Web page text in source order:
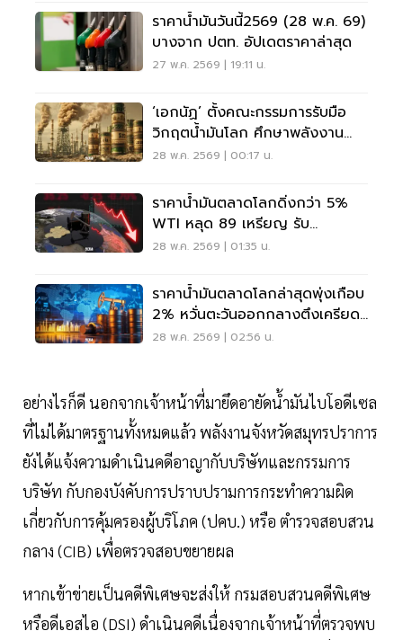
ราคาน้ำมันวันนี้2569 (28 พ.ค. 69)
บางจาก ปตท. อัปเดตราคาล่าสุด
27 พ.ค. 2569 | 19:11 น.
‘เอกนัฏ’ ตั้งคณะกรรมการรับมือ
วิกฤตน้ำมันโลก ศึกษาพลังงาน
ทางเลือก
28 พ.ค. 2569 | 00:17 น.
ราคาน้ำมันตลาดโลกดิ่งกว่า 5%
WTI หลุด 89 เหรียญ รับ
สัญญาณเจรจาสหรัฐฯ-อิหร่านคืบ
28 พ.ค. 2569 | 01:35 น.
ราคาน้ำมันตลาดโลกล่าสุดพุ่งเกือบ
2% หวั่นตะวันออกกลางตึงเครียด
หนัก
28 พ.ค. 2569 | 02:56 น.
อย่างไรก็ดี นอกจากเจ้าหน้าที่มายึดอายัดน้ำมันไบโอดีเซล
ที่ไม่ได้มาตรฐานทั้งหมดแล้ว พลังงานจังหวัดสมุทรปราการ
ยังได้แจ้งความดำเนินคดีอาญากับบริษัทและกรรมการ
บริษัท กับกองบังคับการปราบปรามการกระทำความผิด
เกี่ยวกับการคุ้มครองผู้บริโภค (ปคบ.) หรือ ตำรวจสอบสวน
กลาง (CIB) เพื่อตรวจสอบขยายผล
หากเข้าข่ายเป็นคดีพิเศษจะส่งให้ กรมสอบสวนคดีพิเศษ
หรือดีเอสไอ (DSI) ดำเนินคดีเนื่องจากเจ้าหน้าที่ตรวจพบ